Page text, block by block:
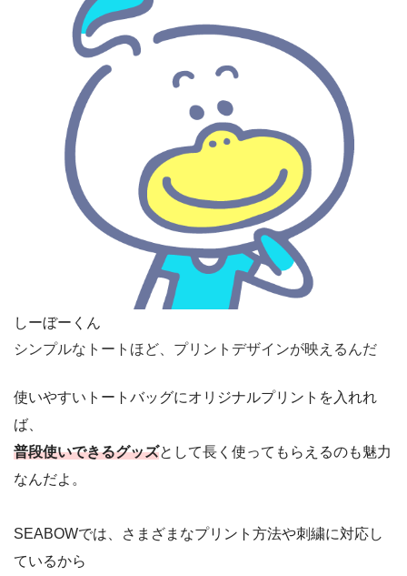
しーぼーくん
シンプルなトートほど、プリントデザインが映えるんだ
使いやすいトートバッグにオリジナルプリントを入れれ
ば、
普段使いできるグッズとして長く使ってもらえるのも魅力
なんだよ。
SEABOWでは、さまざまなプリント方法や刺繍に対応し
ているから